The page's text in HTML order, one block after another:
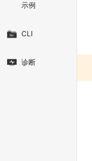
示例
CLI
诊断